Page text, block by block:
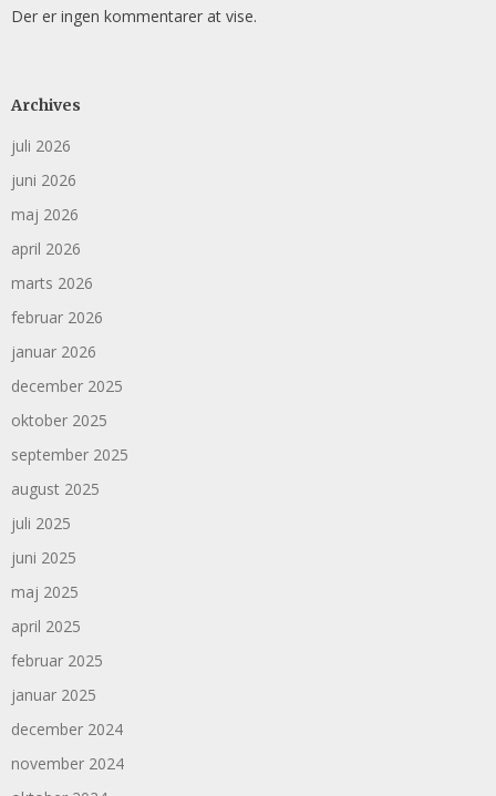
Der er ingen kommentarer at vise.
Archives
juli 2026
juni 2026
maj 2026
april 2026
marts 2026
februar 2026
januar 2026
december 2025
oktober 2025
september 2025
august 2025
juli 2025
juni 2025
maj 2025
april 2025
februar 2025
januar 2025
december 2024
november 2024